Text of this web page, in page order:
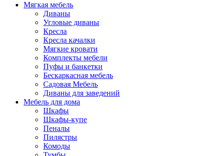
Мягкая мебель
Диваны
Угловые диваны
Кресла
Кресла качалки
Мягкие кровати
Комплекты мебели
Пуфы и банкетки
Бескаркасная мебель
Садовая Мебель
Диваны для заведений
Мебель для дома
Шкафы
Шкафы-купе
Пеналы
Пилястры
Комоды